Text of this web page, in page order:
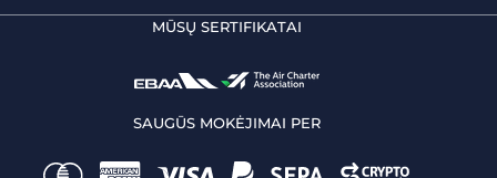
MŪSŲ SERTIFIKATAI
SAUGŪS MOKĖJIMAI PER